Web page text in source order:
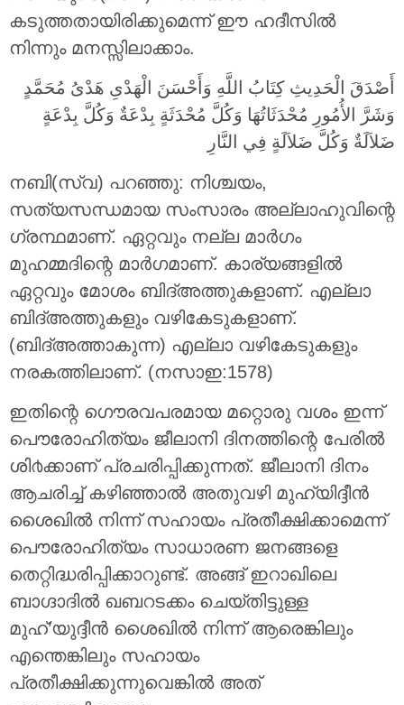
കടുത്തതായിരിക്കുമെന്ന് ഈ ഹദീസില്‍
നിന്നും മനസ്സിലാക്കാം.
أَصْدَقَ الْحَدِيثِ كِتَابُ اللَّهِ وَأَحْسَنَ الْهَدْىِ هَدْىُ مُحَمَّدٍ
وَشَرَّ الأُمُورِ مُحْدَثَاتُهَا وَكُلَّ مُحْدَثَةٍ بِدْعَةٌ وَكُلَّ بِدْعَةٍ
ضَلاَلَةٌ وَكُلَّ ضَلاَلَةٍ فِي النَّارِ
നബി(സ്വ) പറഞ്ഞു: നിശ്ചയം,
സത്യസന്ധമായ സംസാരം അല്ലാഹുവിന്റെ
ഗ്രന്ഥമാണ്. ഏറ്റവും നല്ല മാര്‍ഗം
മുഹമ്മദിന്റെ മാര്‍ഗമാണ്. കാര്യങ്ങളില്‍
ഏറ്റവും മോശം ബിദ്അത്തുകളാണ്. എല്ലാ
ബിദ്അത്തുകളും വഴികേടുകളാണ്.
(ബിദ്അത്താകുന്ന) എല്ലാ വഴികേടുകളും
നരകത്തിലാണ്‌. (നസാഇ:1578)
ഇതിന്റെ ഗൌരവപരമായ മറ്റൊരു വശം ഇന്ന്
പൌരോഹിത്യം ജീലാനി ദിനത്തിന്റെ പേരില്‍
ശി൪ക്കാണ് പ്രചരിപ്പിക്കുന്നത്. ജീലാനി ദിനം
ആചരിച്ച് കഴിഞ്ഞാല്‍ അതുവഴി മുഹ്‌യിദ്ദീന്‍
ശൈഖില്‍ നിന്ന് സഹായം പ്രതീക്ഷിക്കാമെന്ന്
പൌരോഹിത്യം സാധാരണ ജനങ്ങളെ
തെറ്റിദ്ധരിപ്പിക്കാറുണ്ട്. അങ്ങ് ഇറാഖിലെ
ബാഗ്ദാദില്‍ ഖബറടക്കം ചെയ്തിട്ടുള്ള
മുഹ്’യുദ്ദീന്‍ ശൈഖില്‍ നിന്ന് ആരെങ്കിലും
എന്തെങ്കിലും സഹായം
പ്രതീക്ഷിക്കുന്നുവെങ്കില്‍ അത്